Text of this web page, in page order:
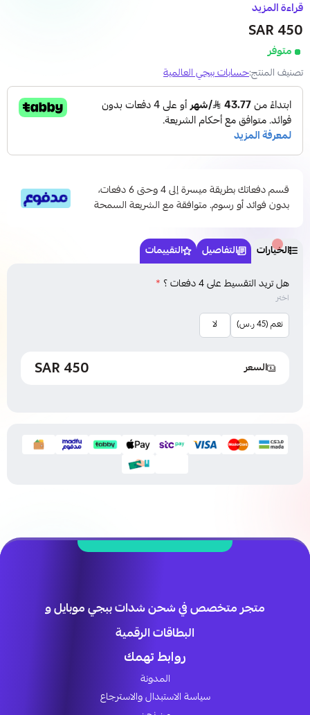
قراءة المزيد
450 SAR
متوفر
تصنيف المنتج:حسابات ببجي العالمية
قسم دفعاتك بطريقة ميسرة إلى 4 وحتى 6 دفعات،
بدون فوائد أو رسوم. متوافقة مع الشريعة السمحة
الخيارات التفاصيل التقييمات
هل تريد التقسيط على 4 دفعات ؟ *
اختر
نعم (45 ر.س) لا
السعر 450 SAR
متجر متخصص في شحن شدات ببجي موبايل و
البطاقات الرقمية
روابط تهمك
المدونة
سياسة الاستبدال والاسترجاع